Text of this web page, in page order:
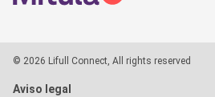
© 2026 Lifull Connect, All rights reserved
Aviso legal